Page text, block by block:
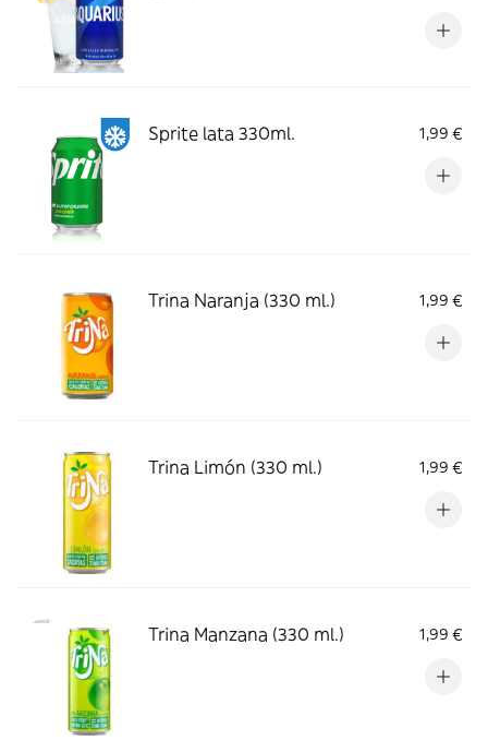
Sprite lata 330ml. 1,99 €
Trina Naranja (330 ml.) 1,99 €
Trina Limón (330 ml.) 1,99 €
Trina Manzana (330 ml.) 1,99 €